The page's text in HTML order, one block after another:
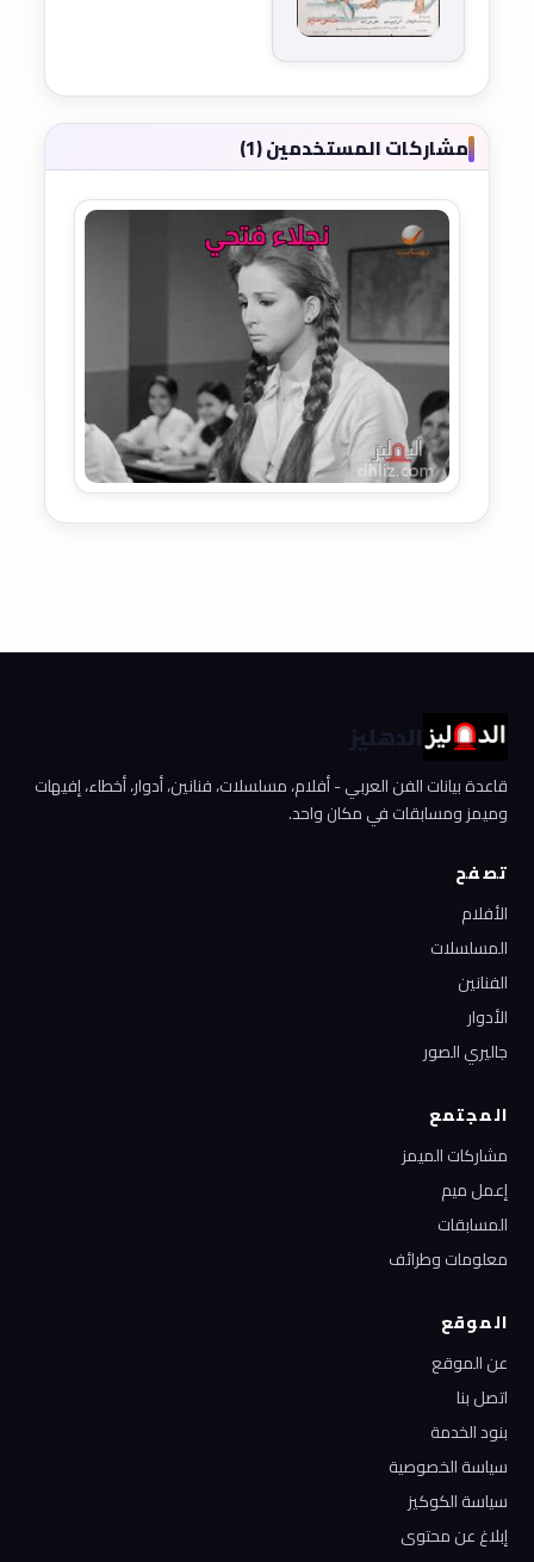
مشاركات المستخدمين (1)
الدهليز
قاعدة بيانات الفن العربي - أفلام، مسلسلات، فنانين، أدوار، أخطاء، إفيهات
وميمز ومسابقات في مكان واحد.
تصفح
الأفلام
المسلسلات
الفنانين
الأدوار
جاليري الصور
المجتمع
مشاركات الميمز
إعمل ميم
المسابقات
معلومات وطرائف
الموقع
عن الموقع
اتصل بنا
بنود الخدمة
سياسة الخصوصية
سياسة الكوكيز
إبلاغ عن محتوى